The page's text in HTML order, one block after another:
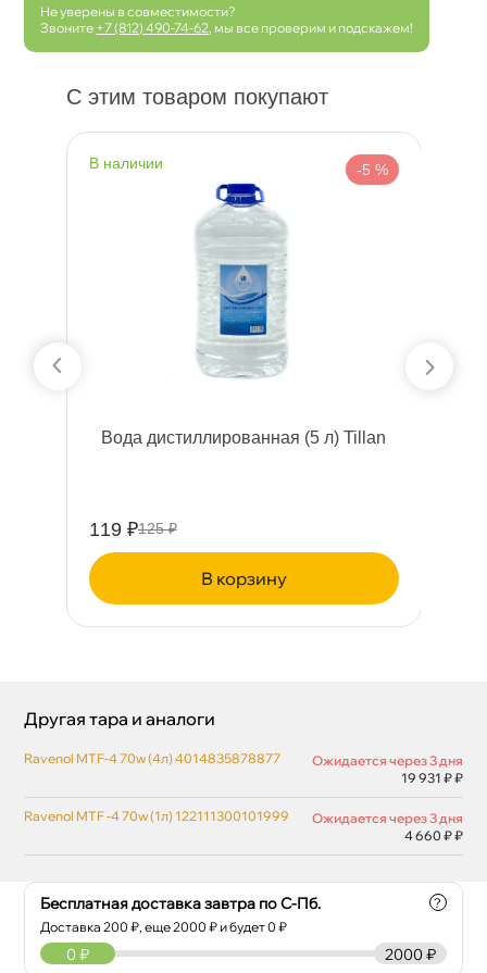
Не уверены в совместимости?
Звоните +7 (812) 490-74-62 , мы все проверим и подскажем!
С этим товаром покупают
наличии -5 %
ода дистиллированная (5 л) Tillan
119 ₽125 ₽
корзину
Бесплатная доставка завтра по С-Пб.
Доставка200 ₽, еще2000 ₽ и будет 0 ₽
?
2000 ₽
0 ₽
Другая тара и аналоги
Ravenol MTF-4 70w (4л) 4014835878877
Ожидается через 3 дня
19 931 ₽ ₽
Ravenol MTF -4 70w (1л) 122111300101999
Ожидается через 3 дня
4 660 ₽ ₽